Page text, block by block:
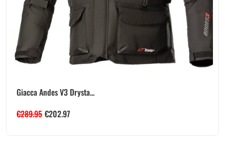
Giacca Andes V3 Drysta...
€289.95 €202.97